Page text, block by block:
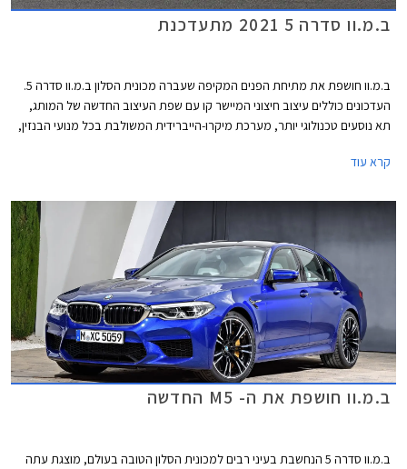
ב.מ.וו סדרה 5 2021 מתעדכנת
ב.מ.וו חושפת את מתיחת הפנים המקיפה שעברה מכונית הסלון ב.מ.וו סדרה 5.
העדכונים כוללים עיצוב חיצוני המיישר קו עם שפת העיצוב החדשה של המותג,
תא נוסעים טכנולוגי יותר, מערכת מיקרו-הייברידית המשולבת בכל מנועי הבנזין,
קרא עוד
ב.מ.וו חושפת את ה- M5 החדשה
ב.מ.וו סדרה 5 הנחשבת בעיני רבים למכונית הסלון הטובה בעולם, מוצגת עתה